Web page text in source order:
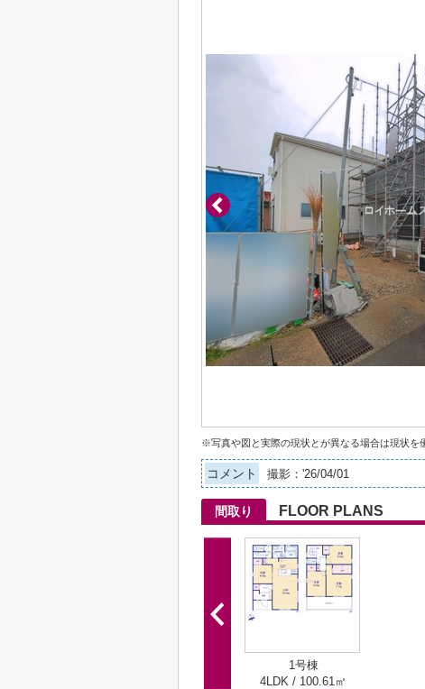
※写真や図と実際の現状とが異なる場合は現状を
コメント 撮影：'26/04/01
間取り FLOOR PLANS
1号棟
4LDK / 100.61㎡